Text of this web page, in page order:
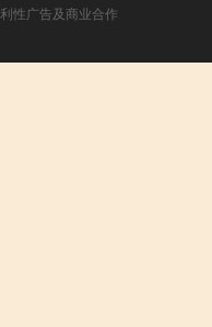
性广告及商业合作